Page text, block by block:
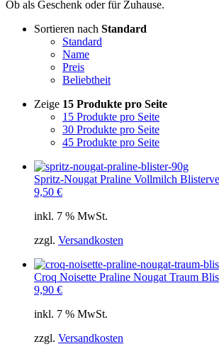
Ob als Geschenk oder für Zuhause.
Sortieren nach Standard
Standard
Name
Preis
Beliebtheit
Zeige 15 Produkte pro Seite
15 Produkte pro Seite
30 Produkte pro Seite
45 Produkte pro Seite
Spritz-Nougat Praline Vollmilch
9,50 €
inkl. 7 % MwSt.
zzgl. Versandkosten
Croq Noisette Praline Nougat Traum
9,90 €
inkl. 7 % MwSt.
zzgl. Versandkosten